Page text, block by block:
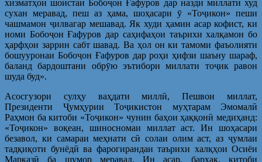
хизматҳои шоистаи Бобоҷон Ғафуров дар назди миллати худ
сухан меравад, пеш аз ҳама, шоҳасари ӯ «Тоҷикон» пеши
чашмамон ҷилвагар мешавад. Як худи ҳамин асар кофист, ки
номи Бобоҷон Ғафуров дар саҳифаҳои таърихи халқамон бо
ҳарфҳои заррин сабт шавад. Ва ҳол он ки тамоми фаъолияти
бошууронаи Бобоҷон Ғафуров дар роҳи ҳифзи шаъну шараф,
баланд бардоштани обрӯю эътибори миллати тоҷик равон
шуда буд».
Асосгузори сулҳу ваҳдати миллӣ, Пешвои миллат,
Президенти Ҷумҳурии Тоҷикистон муҳтарам Эмомалӣ
Раҳмон ба китоби «Тоҷикон» чунин баҳои ҳаққонӣ медиҳанд:
«Тоҷикон» воқеан, шиносномаи миллат аст. Ин шоҳасари
безавол, ки самараи меҳнати сӣ солаи олим аст, аз ҷумлаи
тадқиқоти бунёдӣ ва фарогирандаи таърихи халқҳои Осиёи
Марказӣ ба шумор меравад. Ин асар, барҳақ, китоби